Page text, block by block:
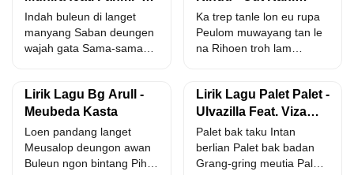
Sabe Sajan
Indah buleun di langet
manyang Saban deungen
wajah gata Sama-sama
Auliza
Ka trep tanle lon eu rupa
Peulom muwayang tan le
na Rihoen troh lam
Lirik Lagu Bg Arull -
Meubeda Kasta
Loen pandang langet
Meusalop deungon awan
Buleun ngon bintang Pih
Lirik Lagu Palet Palet -
Ulvazilla Feat. Viza
Maviza & Iwank
Palet bak taku Intan
berlian Palet bak badan
Grang-gring meutia Palet-